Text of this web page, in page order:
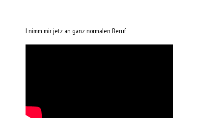
I nimm mir jetz an ganz normalen Beruf